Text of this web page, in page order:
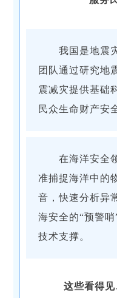
我国是地震
团队通过研究地
震减灾提供基础
民众生命财产安
在海洋安全
准捕捉海洋中的
音，快速分析异
海安全的“预警
技术支撑。
这些看得